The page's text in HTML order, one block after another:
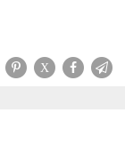
X